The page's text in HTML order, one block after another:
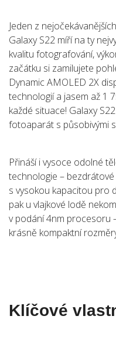
Jeden z
Galaxy S22 míří na ty
kvalitu fotografování,
začátku si zamilujete
Dynamic AMOLED 2X
technologií a jasem až 1
každé situace! Galaxy
fotoaparát s působivými
Přináší i vysoce odolné
technologie –
s vysokou kapacitou pro
pak u vlajkové lodě
v podání 4nm procesoru
krásně kompaktní
Klíčové